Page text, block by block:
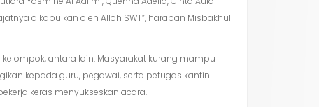
dikabulkan oleh Alloh SWT”, harapan Misbakhul
antara lain: Masyarakat kurang mampu
kepada guru, pegawai, serta petugas kantin
keras menyukseskan acara.